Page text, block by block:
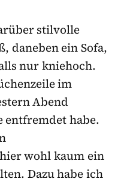
stilvolle
daneben ein Sofa,
nur kniehoch.
im
Abend
entfremdet habe.
wohl kaum ein
Dazu habe ich